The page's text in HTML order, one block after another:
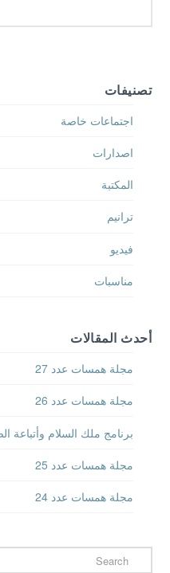
تصنيفات
اجتماعات خاصة
اصدارات
المكتبة
ترانيم
فيديو
مناسبات
أحدث المقالات
مجلة همسات عدد 27
مجلة همسات عدد 26
برنامج ملك السلام وأتباعة
مجلة همسات عدد 25
مجلة همسات عدد 24
Search